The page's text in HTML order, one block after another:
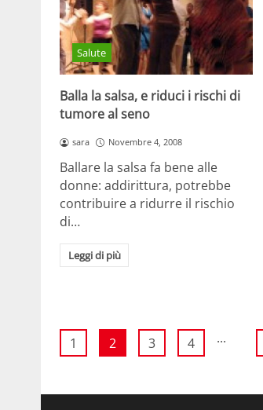
Salute
Balla la salsa, e riduci i rischi di
tumore al seno
sara Novembre 4, 2008
Ballare la salsa fa bene alle
donne: addirittura, potrebbe
contribuire a ridurre il rischio
di…
Leggi di più
1 2 3 4 ...